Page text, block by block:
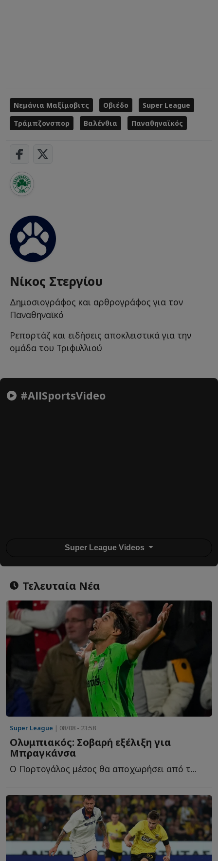
Νεμάνια Μαξίμοβιτς Οβιέδο
Super League
Τράμπζονσπορ
Βαλένθια Παναθηναϊκός
Νίκος Στεργίου
Δημοσιογράφος και αρθρογράφος για τον
Παναθηναϊκό
Ρεπορτάζ και ειδήσεις αποκλειστικά για την
ομάδα του Τριφυλλιού
#AllSportsVideo
Super League Videos
Τελευταία Νέα
Super League | 08/08 - 23:58
Ολυμπιακός: Σοβαρή εξέλιξη για
Μπραγκάνσα
Ο Πορτογάλος μέσος θα αποχωρήσει από τ...